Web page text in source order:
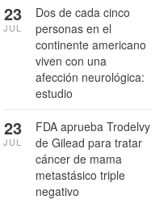
Dos de cada cinco
personas en el
continente americano
viven con una
afección neurológica:
estudio
23
JUL
FDA aprueba Trodelvy
de Gilead para tratar
cáncer de mama
metastásico triple
negativo
23
JUL